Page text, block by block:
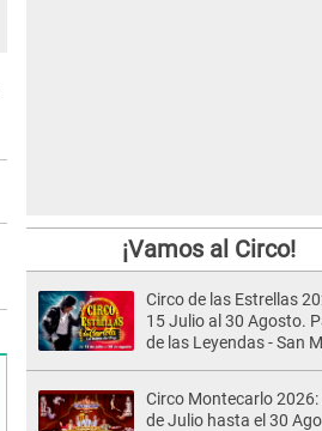
¡Vamos al Circo!
Circo de las Estrellas
15 Julio al 30 Agosto.
de las Leyendas - San
Circo Montecarlo 2026:
de Julio hasta el 30